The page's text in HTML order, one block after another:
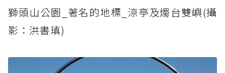
獅頭山公園_著名的地標_涼亭及燭台雙嶼(攝
影：洪書瑱)